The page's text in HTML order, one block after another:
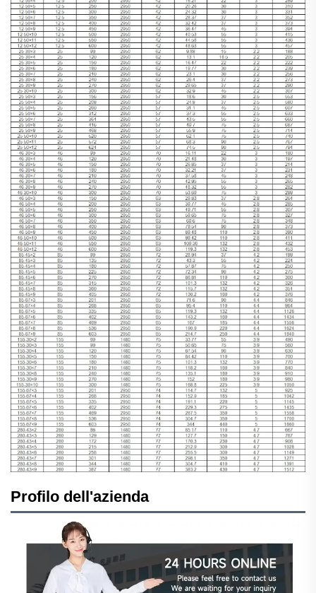
Profilo dell'azienda